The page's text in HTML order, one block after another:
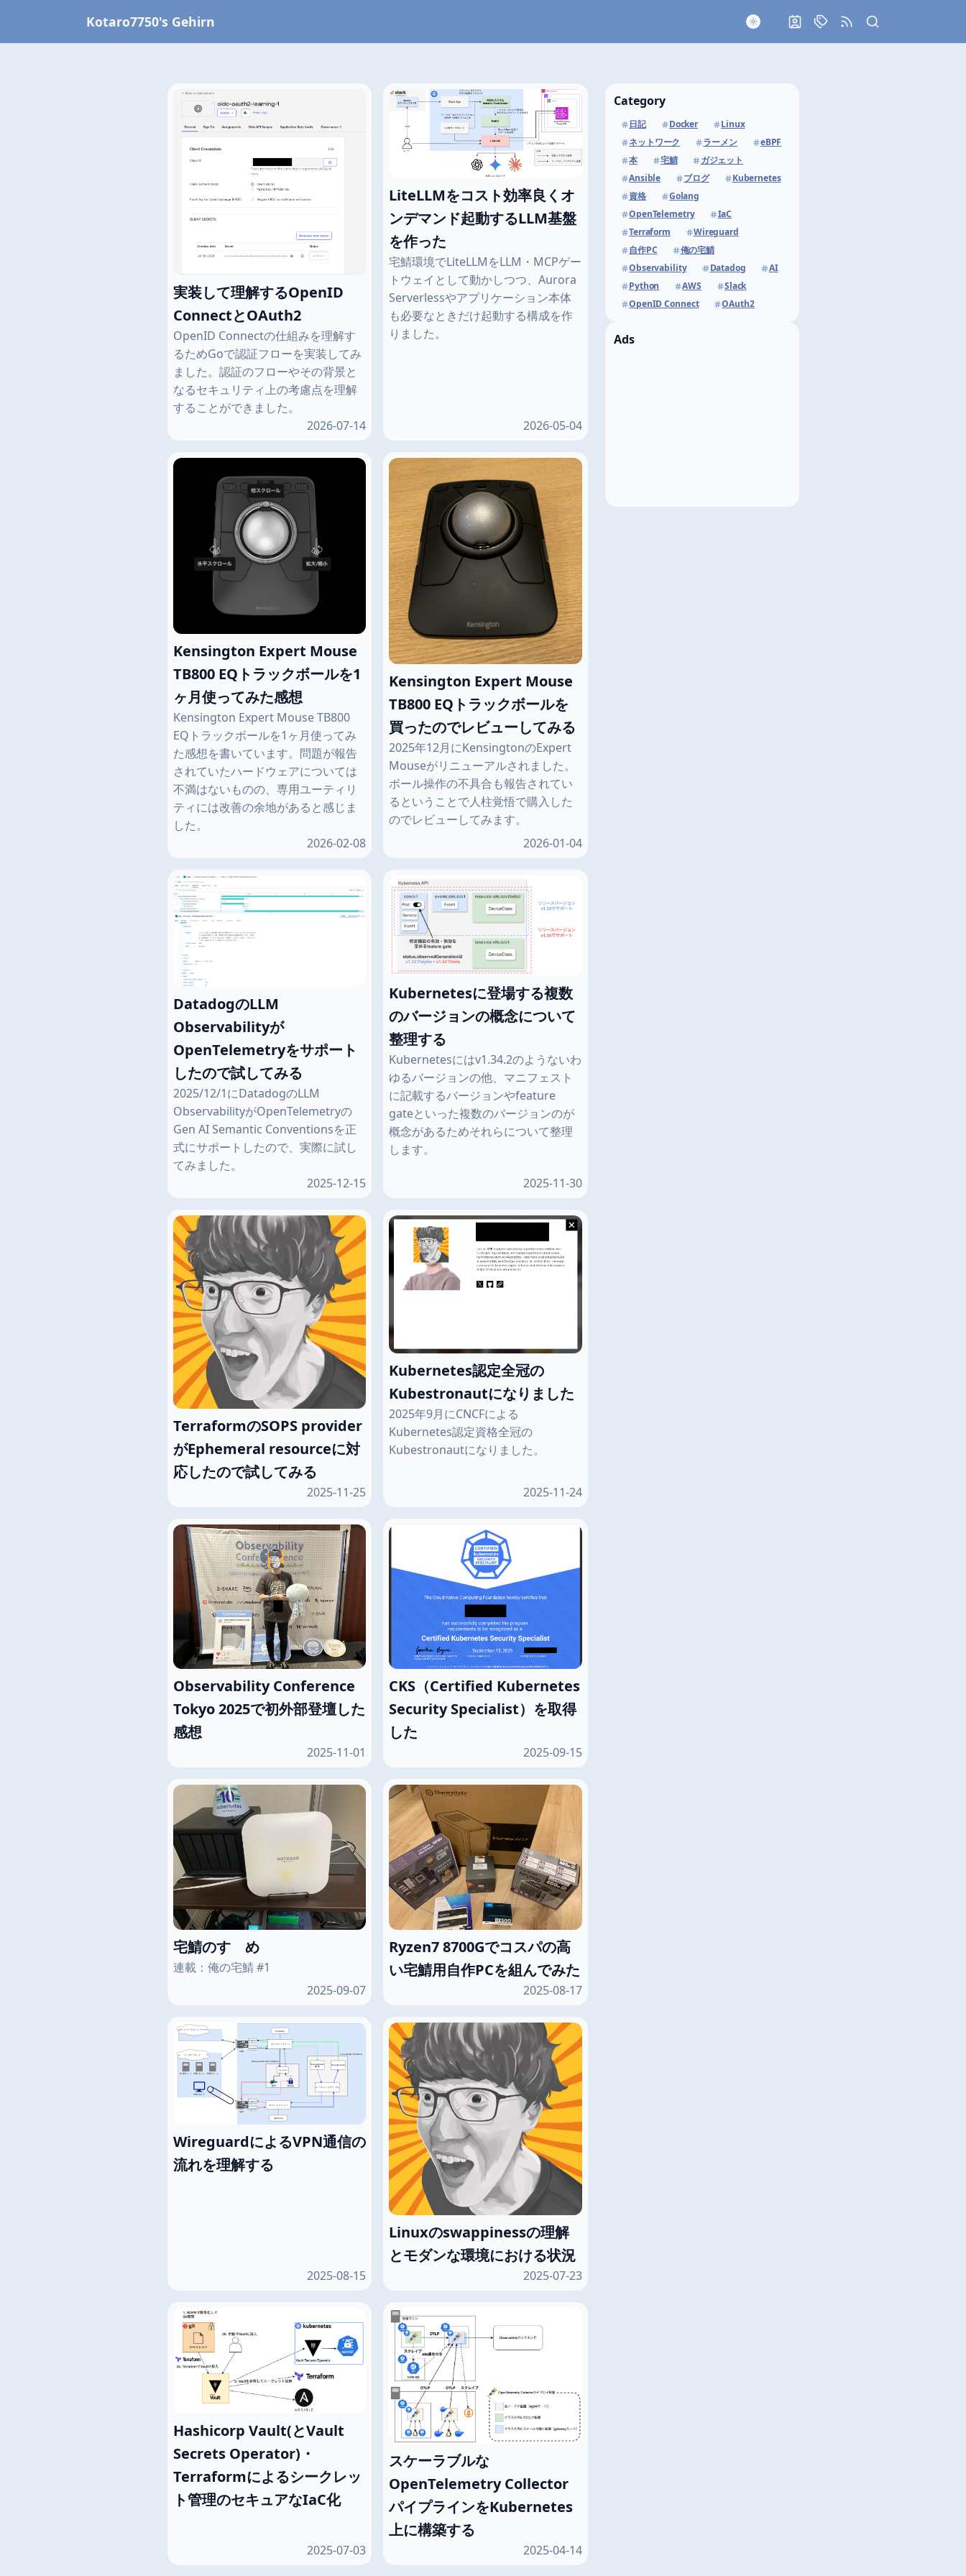
Kotaro7750's Gehirn AboutCategory
RSS
実装して理解するOpenID
ConnectとOAuth2
OpenID Connectの仕組みを理解す
るためGoで認証フローを実装してみ
ました。認証のフローやその背景と
なるセキュリティ上の考慮点を理解
することができました。
2026-07-14
LiteLLMをコスト効率良くオ
ンデマンド起動するLLM基盤
を作った
宅鯖環境でLiteLLMをLLM・MCPゲー
トウェイとして動かしつつ、Aurora
Serverlessやアプリケーション本体
も必要なときだけ起動する構成を作
りました。
2026-05-04
Kensington Expert Mouse
TB800 EQトラックボールを1
ヶ月使ってみた感想
Kensington Expert Mouse TB800
EQトラックボールを1ヶ月使ってみ
た感想を書いています。問題が報告
されていたハードウェアについては
不満はないものの、専用ユーティリ
ティには改善の余地があると感じま
した。
2026-02-08
Kensington Expert Mouse
TB800 EQトラックボールを
買ったのでレビューしてみる
2025年12月にKensingtonのExpert
Mouseがリニューアルされました。
ボール操作の不具合も報告されてい
るということで人柱覚悟で購入した
のでレビューしてみます。
2026-01-04
DatadogのLLM
Observabilityが
OpenTelemetryをサポート
したので試してみる
2025/12/1にDatadogのLLM
ObservabilityがOpenTelemetryの
Gen AI Semantic Conventionsを正
式にサポートしたので、実際に試し
てみました。
2025-12-15
Kubernetesに登場する複数
のバージョンの概念について
整理する
Kubernetesにはv1.34.2のようないわ
ゆるバージョンの他、マニフェスト
に記載するバージョンやfeature
gateといった複数のバージョンのが
概念があるためそれらについて整理
します。
2025-11-30
TerraformのSOPS provider
がEphemeral resourceに対
応したので試してみる
2025-11-25
Kubernetes認定全冠の
Kubestronautになりました
2025年9月にCNCFによる
Kubernetes認定資格全冠の
Kubestronautになりました。
2025-11-24
Observability Conference
Tokyo 2025で初外部登壇した
感想
2025-11-01
CKS（Certified Kubernetes
Security Specialist）を取得
した
2025-09-15
宅鯖のすゝめ
連載：俺の宅鯖 #1
2025-09-07
Ryzen7 8700Gでコスパの高
い宅鯖用自作PCを組んでみた
2025-08-17
WireguardによるVPN通信の
流れを理解する
2025-08-15
Linuxのswappinessの理解
とモダンな環境における状況
2025-07-23
Hashicorp Vault(とVault
Secrets Operator)・
Terraformによるシークレッ
ト管理のセキュアなIaC化
2025-07-03
スケーラブルな
OpenTelemetry Collector
パイプラインをKubernetes
上に構築する
2025-04-14
Category
日記 Docker
Linux
ネットワーク
ラーメン
eBPF
本
宅鯖
ガジェット
Ansible
ブログ
Kubernetes
資格
Golang
OpenTelemetry
IaC
Terraform
Wireguard
自作PC
俺の宅鯖
Observability
Datadog
AI
Python
AWS
Slack
OpenID Connect
OAuth2
Ads